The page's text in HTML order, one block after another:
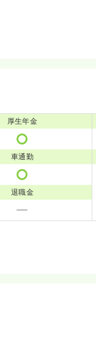
厚生年金
車通勤
退職金